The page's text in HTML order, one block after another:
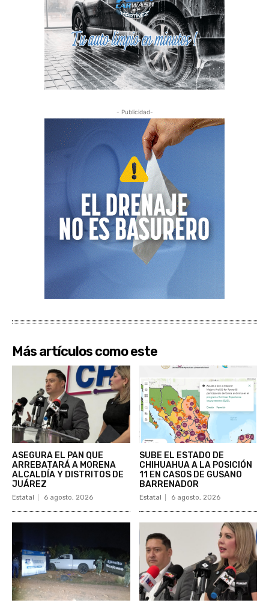
- Publicidad-
Más artículos como este
ASEGURA EL PAN QUE
ARREBATARÁ A MORENA
ALCALDÍA Y DISTRITOS DE
JUÁREZ
Estatal 6 agosto, 2026
SUBE EL ESTADO DE
CHIHUAHUA A LA POSICIÓN
11 EN CASOS DE GUSANO
BARRENADOR
Estatal 6 agosto, 2026